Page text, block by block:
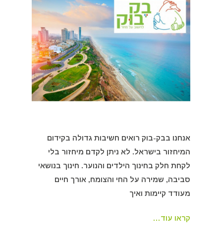
אנחנו בבק-בוק רואים חשיבות גדולה בקידום
המיחזור בישראל. לא ניתן לקדם מיחזור בלי
לקחת חלק בחינוך הילדים והנוער. חינוך בנושאי
סביבה, שמירה על החי והצומח, אורך חיים
מעודד קיימות ואיך
קראו עוד…